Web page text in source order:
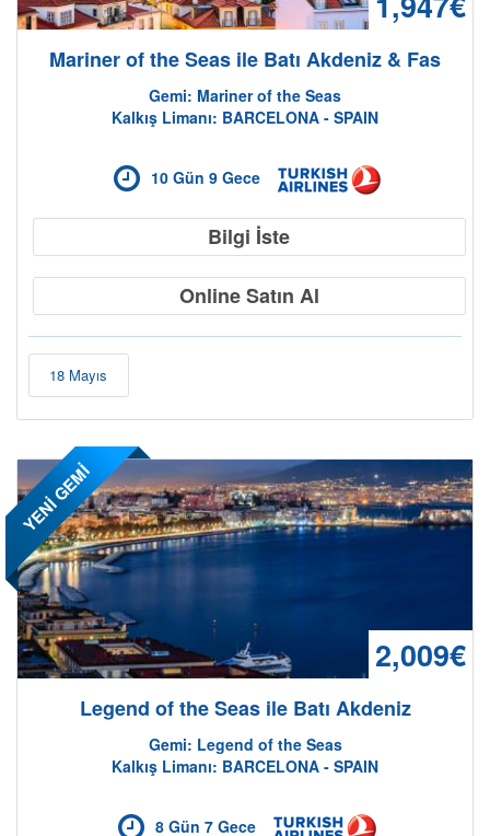
Mariner of the Seas ile Batı Akdeniz & Fas
Gemi: Mariner of the Seas
Kalkış Limanı: BARCELONA - SPAIN
10 Gün 9 Gece
Bilgi İste
Online Satın Al
18 Mayıs
YENİ GEMİ
2,009€
Legend of the Seas ile Batı Akdeniz
Gemi: Legend of the Seas
Kalkış Limanı: BARCELONA - SPAIN
8 Gün 7 Gece